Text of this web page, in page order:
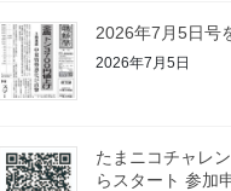
2026年7月5日号
2026年7月5日
たまニコチャレ
らスタート 参加